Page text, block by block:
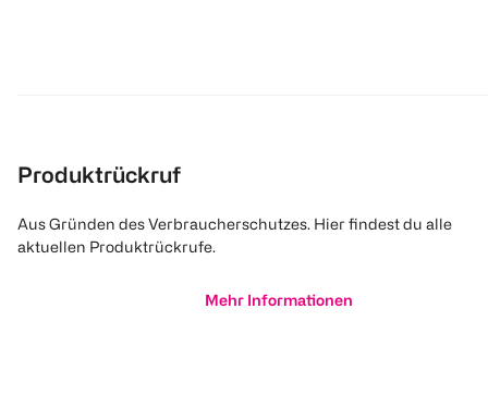
Produktrückruf
Aus Gründen des Verbraucherschutzes. Hier findest du alle
aktuellen Produktrückrufe.
Mehr Informationen